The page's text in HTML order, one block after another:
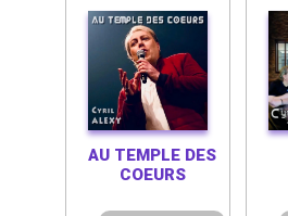
AU TEMPLE DES
COEURS